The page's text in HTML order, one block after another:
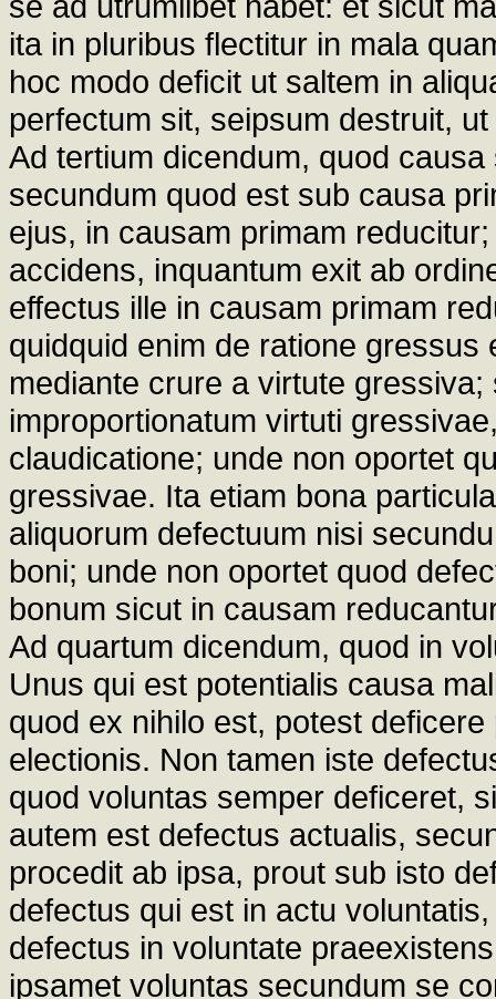
ita in pluribus flectitur in mala
hoc modo deficit ut saltem in
perfectum sit, seipsum destruit,
Ad tertium dicendum, quod
secundum quod est sub causa
ejus, in causam primam
accidens, inquantum exit ab
effectus ille in causam primam
quidquid enim de ratione
mediante crure a virtute
improportionatum virtuti
claudicatione; unde non oportet
gressivae. Ita etiam bona
aliquorum defectuum nisi
boni; unde non oportet quod
bonum sicut in causam
Ad quartum dicendum, quod in
Unus qui est potentialis causa
quod ex nihilo est, potest
electionis. Non tamen iste
quod voluntas semper deficeret,
autem est defectus actualis,
procedit ab ipsa, prout sub isto
defectus qui est in actu
defectus in voluntate
ipsamet voluntas secundum se